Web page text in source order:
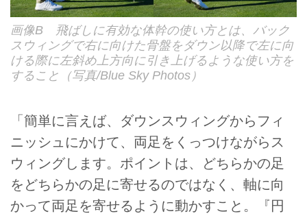
画像B 飛ばしに有効な体幹の使い方とは、バック
スウィングで右に向けた骨盤をダウン以降で左に向
ける際に左斜め上方向に引き上げるような使い方を
すること（写真/Blue Sky Photos）
「簡単に言えば、ダウンスウィングからフィ
ニッシュにかけて、両足をくっつけながらス
ウィングします。ポイントは、どちらかの足
をどちらかの足に寄せるのではなく、軸に向
かって両足を寄せるように動かすこと。『円